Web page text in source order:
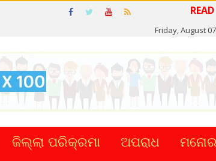
Friday, August
ଜିଲ୍ଲା ପରିକ୍ରମା ଅପରାଧ